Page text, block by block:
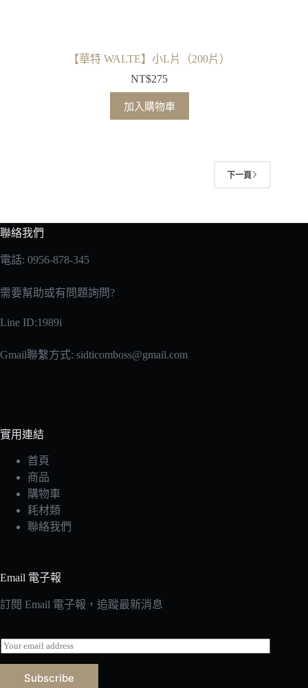
【華特 WALTE】小L片（200片）
NT$275
加入購物車
下一頁
聯絡我們
電話: 0956-878-345
需要幫助或有問題詢問?
Line ID:1989i
Gmail聯繫方式: sidticomboss@gmail.com
實用連結
首頁
商品
購物車
耗材類
聯絡我們
Email 電子報
訂閱 Email 電子報，追蹤最新消息
E
m
a
Subscribe